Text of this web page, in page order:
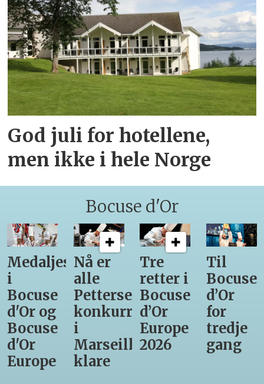
God juli for hotellene,
men ikke i hele Norge
Bocuse d'Or
Medaljestatistikk
i
Bocuse
d'Or og
Bocuse
d'Or
Europe
Nå er
alle
Pettersens
konkurrenter
i
Marseille
klare
Tre
retter i
Bocuse
d’Or
Europe
2026
Til
Bocuse
d’Or
for
tredje
gang